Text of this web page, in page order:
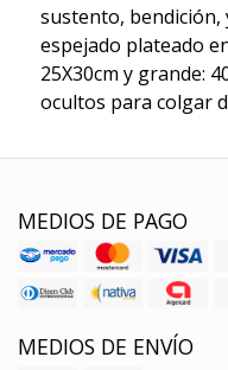
sustento, bendición,
espejado plateado
25X30cm y grande:
ocultos para colgar
MEDIOS DE PAGO
MEDIOS DE ENVÍO